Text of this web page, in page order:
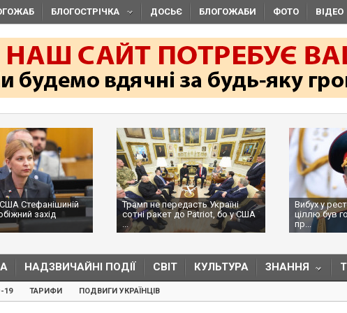
БЛОГОСТРІЧКА ДОСЬЄ БЛОГОЖАБИ ФОТО ВІДЕО
Стефанішиній
захід
Трамп не передасть Україні
сотні ракет до Patriot, бо у США
...
Вибух у
ціллю був
пр...
НАДЗВИЧАЙНІ ПОДІЇ СВІТ КУЛЬТУРА ЗНАННЯ
19 ТАРИФИ ПОДВИГИ УКРАЇНЦІВ